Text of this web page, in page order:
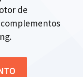
de